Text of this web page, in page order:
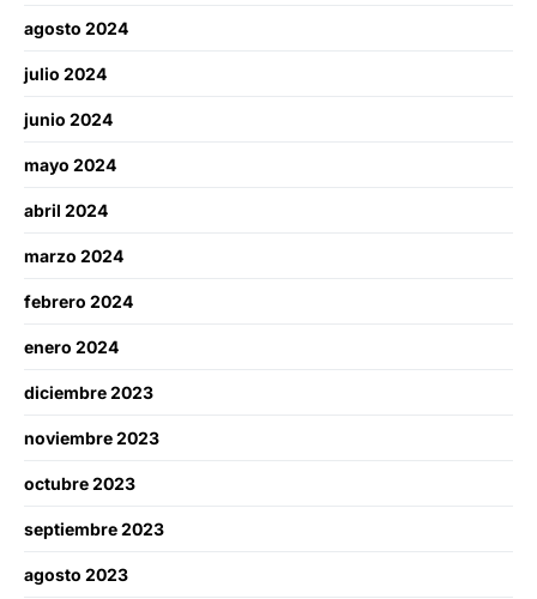
agosto 2024
julio 2024
junio 2024
mayo 2024
abril 2024
marzo 2024
febrero 2024
enero 2024
diciembre 2023
noviembre 2023
octubre 2023
septiembre 2023
agosto 2023